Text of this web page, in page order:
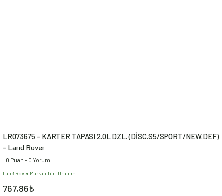
LR073675 - KARTER TAPASI 2.0L DZL. (DİSC.S5/SPORT/NEW.DEF)
- Land Rover
0 Puan - 0 Yorum
Land Rover Markalı Tüm Ürünler
767,86₺